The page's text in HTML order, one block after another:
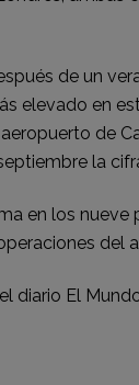
de un
elevado en
de
la
en los
del
diario El